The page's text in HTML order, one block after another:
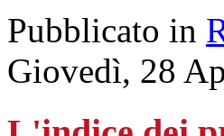
Pubblicato in
Giovedì, 28